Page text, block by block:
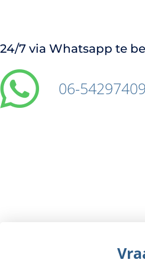
24/7 via Whatsapp te
06-54297409